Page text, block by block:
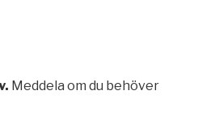
Meddela om du behöver